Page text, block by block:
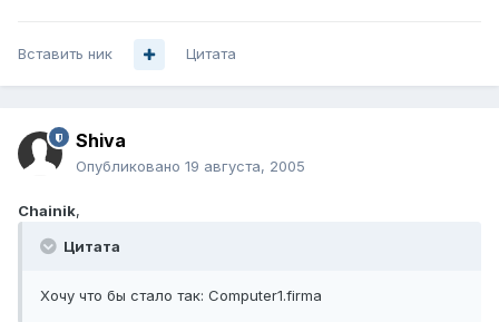
Вставить ник Цитата
Shiva
Опубликовано 19 августа, 2005
Chainik,
Цитата
Хочу что бы стало так: Computer1.firma